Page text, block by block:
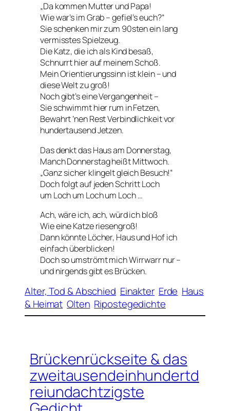
„Da kommen Mutter und Papa!
Wie war’s im Grab – gefiel’s euch?“
Sie schenken mir zum 90sten ein lang
vermisstes Spielzeug.
Die Katz, die ich als Kind besaß,
Schnurrt hier auf meinem Schoß.
Mein Orientierungssinn ist klein – und
diese Welt zu groß!
Noch gibt’s eine Vergangenheit –
Sie schwimmt hier rum in Fetzen,
Bewahrt ’nen Rest Verbindlichkeit vor
hundertausend Jetzen.
Das denkt das Haus am Donnerstag,
Manch Donnerstag heißt Mittwoch.
„Ganz sicher klingelt gleich Besuch!“
Doch folgt auf jeden Schritt Loch
um Loch um Loch um Loch …
Ach, wäre ich, ach, würd ich bloß
Wie eine Katze riesengroß!
Dann könnte Löcher, Haus und Hof ich
einfach überblicken!
Doch so umströmt mich Wirrwarr nur –
und nirgends gibt es Brücken.
Alter, Tod & Abschied Einakter Erde Haus
& Heimat Olten Ripostegedichte
Brückenrückseite & das
zweitausendeinhundertd
reiundachtzigste